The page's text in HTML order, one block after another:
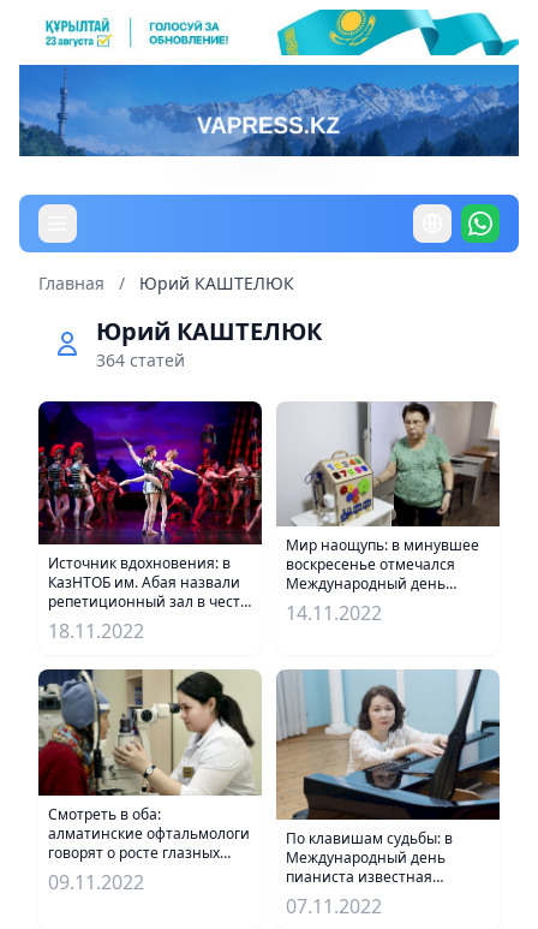
Главная / Юрий КАШТЕЛЮК
Юрий КАШТЕЛЮК
364 статей
Источник вдохновения: в
КазНТОБ им. Абая назвали
репетиционный зал в честь
Рамазана Бапова
18.11.2022
Мир наощупь: в минувшее
воскресенье отмечался
Международный день
незрячих
14.11.2022
Смотреть в оба:
алматинские офтальмологи
говорят о росте глазных
заболеваний среди
трудоспособных горожан и
09.11.2022
По клавишам судьбы: в
Международный день
пианиста известная
исполнительница
рассказала о своей
07.11.2022